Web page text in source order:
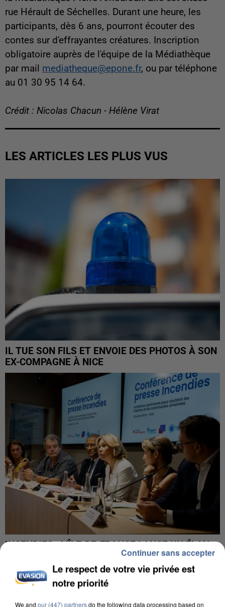
rue Hérault de Séchelles. Durant une heure, les
participants, dès 6 ans, pourront écouter des
contes sur d'effrayantes créatures. Inscription
obligatoire auprès de l'équipe de la Médiathèque
par mail mediatheque@epone.fr, ou par téléphone
au 01 30 95 14 64.
Crédit : Nicolas Chacun - Hélène Virat
LES ARTICLES LES PLUS VUS
IL TUE SON FILS ET ENVOIE DES PHOTOS À SON
EX-COMPAGNE À NICE
INCENDIES : L’ÎLE-DE-FRANCE LANCE UN ÉLAN
DE SOLIDARITÉ AVEC LES...
Le respect de votre vie privée est
notre priorité
We and our (447) partnersdo the following data processing based on
Continuer sans accepter